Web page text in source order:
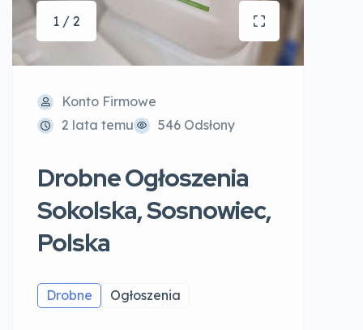
1 / 2
Konto Firmowe
2 lata temu
546 Odsłony
Drobne Ogłoszenia
Sokolska, Sosnowiec,
Polska
Drobne Ogłoszenia